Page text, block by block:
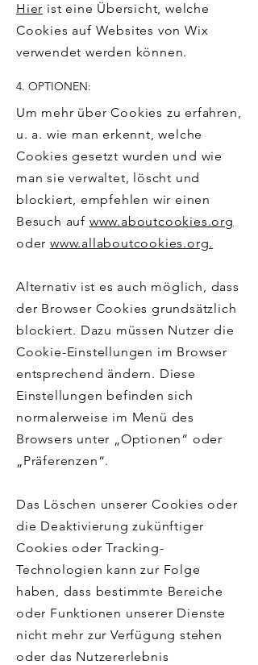
Hier ist eine Übersicht, welche
Cookies auf Websites von Wix
verwendet werden können.
4. OPTIONEN:
Um mehr über Cookies zu erfahren,
u. a. wie man erkennt, welche
Cookies gesetzt wurden und wie
man sie verwaltet, löscht und
blockiert, empfehlen wir einen
Besuch auf www.aboutcookies.org
oder www.allaboutcookies.org.
Alternativ ist es auch möglich, dass
der Browser Cookies grundsätzlich
blockiert. Dazu müssen Nutzer die
Cookie-Einstellungen im Browser
entsprechend ändern. Diese
Einstellungen befinden sich
normalerweise im Menü des
Browsers unter „Optionen“ oder
„Präferenzen“.
Das Löschen unserer Cookies oder
die Deaktivierung zukünftiger
Cookies oder Tracking-
Technologien kann zur Folge
haben, dass bestimmte Bereiche
oder Funktionen unserer Dienste
nicht mehr zur Verfügung stehen
oder das Nutzererlebnis